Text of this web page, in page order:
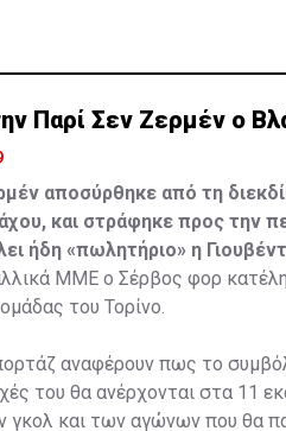
Παρί Σεν Ζερμέν ο
αποσύρθηκε από τη
και στράφηκε προς την
ήδη «πωλητήριο» η
ΜΜΕ ο Σέρβος φορ
του Τορίνο.
αναφέρουν πως το
του θα ανέρχονται στα 11
γκολ και των αγώνων που θα